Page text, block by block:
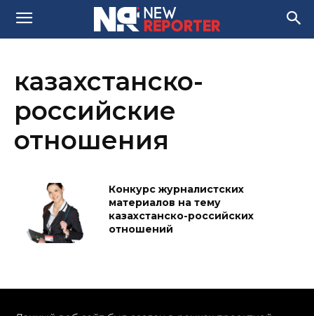
казахстанско-
российские
отношения
Конкурс журналистских
материалов на тему
казахстанско-российских
отношений